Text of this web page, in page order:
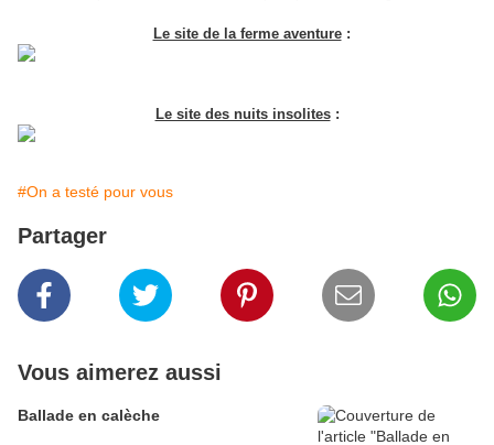
Le site de la ferme aventure:
Le site des nuits insolites:
#On a testé pour vous
Partager
Vous aimerez aussi
Ballade en calèche